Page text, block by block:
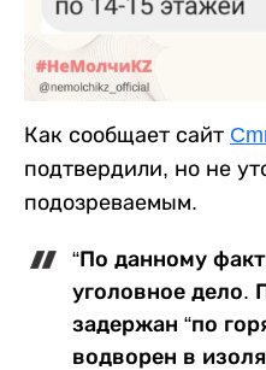
Как сообщает сайт
подтвердили, но не
подозреваемым.
“По данному
уголовное дело.
задержан “по
водворен в